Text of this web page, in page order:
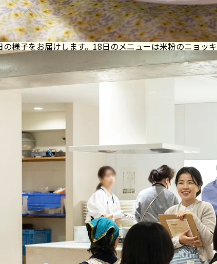
様子をお届けします。18日のメニューは米粉のニョッ